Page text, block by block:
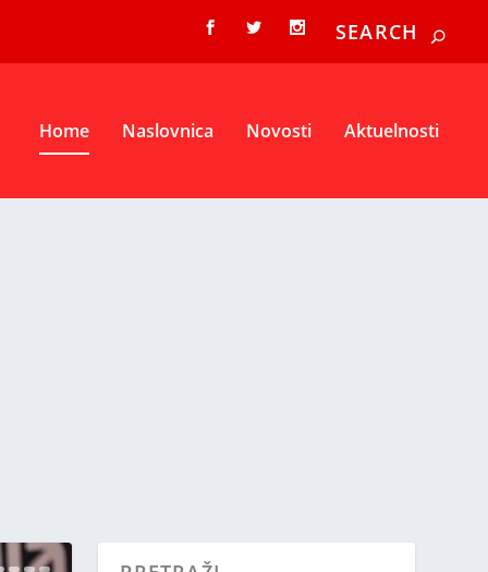
Home Naslovnica Novosti Aktuelnosti